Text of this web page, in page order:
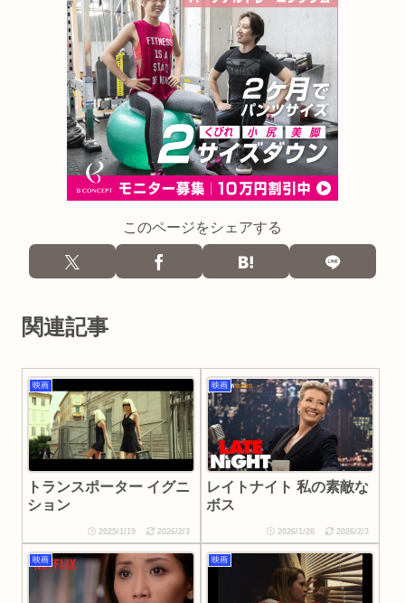
このページをシェアする
関連記事
映画
トランスポーター イグニ
ション
2025/1/19 2026/2/3
映画
レイトナイト 私の素敵な
ボス
2026/1/28 2026/2/3
映画 映画